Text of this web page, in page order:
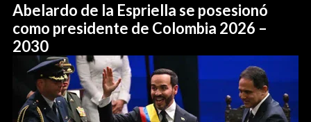
Abelardo de la Espriella se posesionó
como presidente de Colombia 2026 –
2030